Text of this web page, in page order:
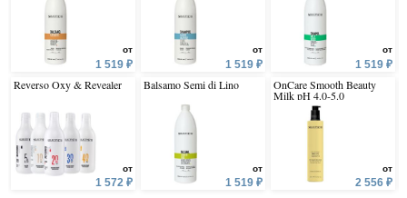
от
1 519 ₽
Reverso Oxy & Revealer
от
1 572 ₽
от
1 519 ₽
Balsamo Semi di Lino
от
1 519 ₽
от
1 519 ₽
OnCare Smooth Beauty
Milk pH 4.0-5.0
от
2 556 ₽